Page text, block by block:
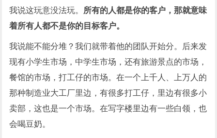
我说这玩意没法玩。 所有的人都是你的客户，那就意味
着所有人都不是你的目标客户。
我说能不能分堆？我们就带着他的团队开始分。后来发
现有小学生市场，中学生市场，还有旅游景点的市场，
餐馆的市场，打工仔的市场。在一个上千人、上万人的
那种制造业大工厂里边，有很多打工仔，里边有很多小
卖部，这也是一个市场。在写字楼里边有一些白领，也
会喝豆奶。